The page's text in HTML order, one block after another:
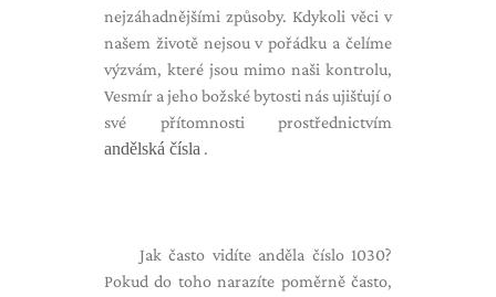
nejzáhadnějšími způsoby. Kdykoli věci v
našem životě nejsou v pořádku a čelíme
výzvám, které jsou mimo naši kontrolu,
Vesmír a jeho božské bytosti nás ujišťují o
své přítomnosti prostřednictvím
andělská čísla .
Jak často vidíte anděla číslo 1030?
Pokud do toho narazíte poměrně často,